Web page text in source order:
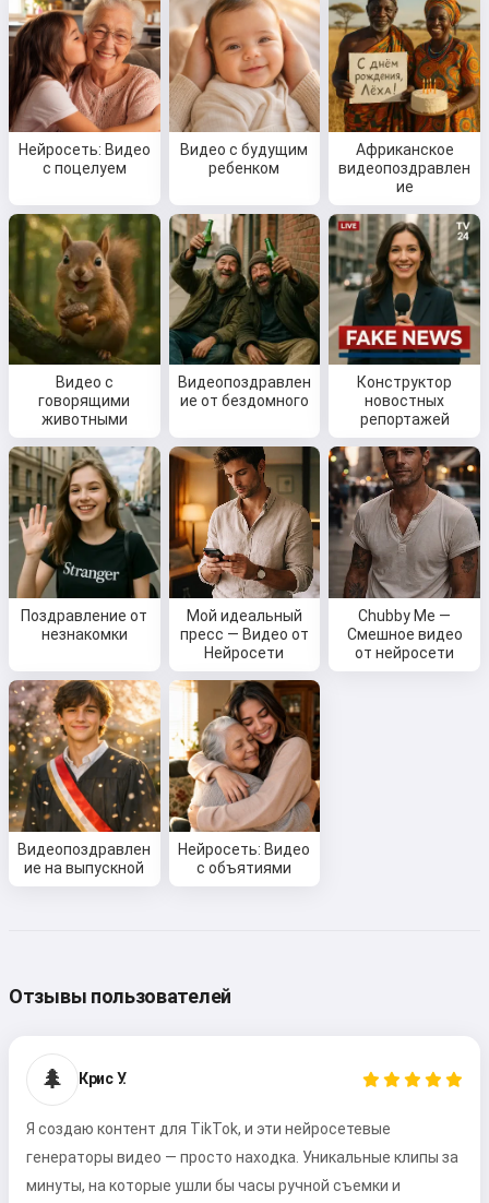
Нейросеть: Видео
с поцелуем
Видео с будущим
ребенком
Африканское
видеопоздравлен
ие
Видео с
говорящими
животными
Видеопоздравлен
ие от бездомного
Конструктор
новостных
репортажей
Поздравление от
незнакомки
Мой идеальный
пресс — Видео от
Нейросети
Chubby Me —
Смешное видео
от нейросети
Видеопоздравлен
ие на выпускной
Нейросеть: Видео
с объятиями
Отзывы пользователей
🌲 Крис У.
Я создаю контент для TikTok, и эти нейросетевые
генераторы видео — просто находка. Уникальные клипы за
минуты, на которые ушли бы часы ручной съемки и